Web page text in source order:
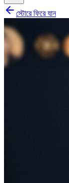
স্টোরে ফিরে যান